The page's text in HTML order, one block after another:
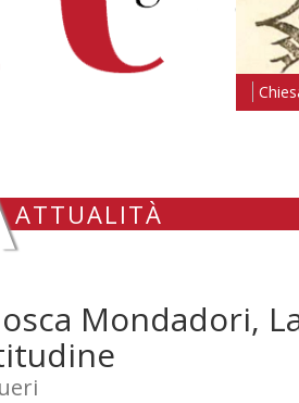
ATTUALITÀ
Mondadori,